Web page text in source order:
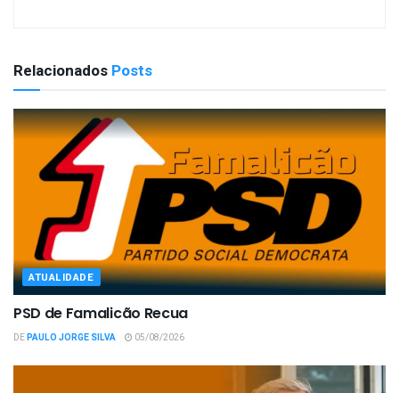
Relacionados Posts
ATUALIDADE
PSD de Famalicão Recua
DEPAULO JORGE SILVA 05/08/2026